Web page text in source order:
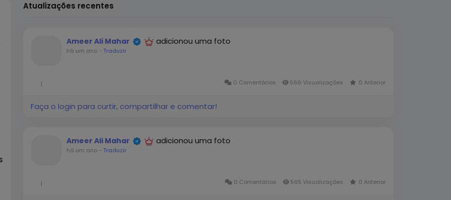
Atualizações recentes
Ameer Ali Mahar adicionou uma foto
há um ano - Traduzir
1 0 Comentários 566 Visualizações 0 Anterior
Faça o login para curtir, compartilhar e comentar!
Ameer Ali Mahar adicionou uma foto
há um ano - Traduzir
1 0 Comentários 565 Visualizações 0 Anterior